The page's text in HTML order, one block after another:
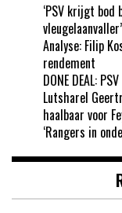
‘PSV krijgt bod
vleugelaanvaller’
Analyse: Filip
rendement
DONE DEAL:
Lutsharel
haalbaar voor
‘Rangers in